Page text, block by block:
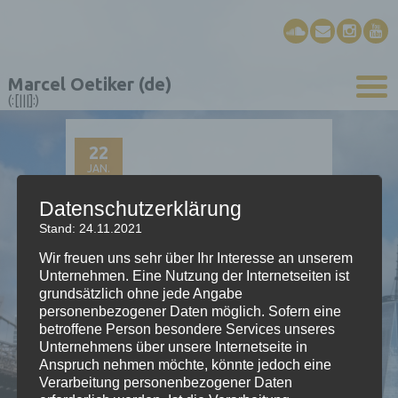
Marcel Oetiker (de)
(:[|||]:)
22
JAN.
«Dr Zweisaam» als
Single
Datenschutzerklärung
Stand: 24.11.2021
Wir freuen uns sehr über Ihr Interesse an unserem
Unternehmen. Eine Nutzung der Internetseiten ist
grundsätzlich ohne jede Angabe
personenbezogener Daten möglich. Sofern eine
betroffene Person besondere Services unseres
Unternehmens über unsere Internetseite in
Anspruch nehmen möchte, könnte jedoch eine
Verarbeitung personenbezogener Daten